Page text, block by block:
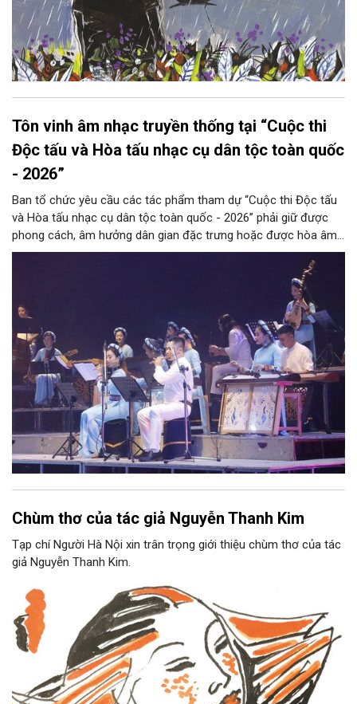
Tôn vinh âm nhạc truyền thống tại “Cuộc thi
Độc tấu và Hòa tấu nhạc cụ dân tộc toàn quốc
- 2026”
Ban tổ chức yêu cầu các tác phẩm tham dự “Cuộc thi Độc tấu
và Hòa tấu nhạc cụ dân tộc toàn quốc - 2026” phải giữ được
phong cách, âm hưởng dân gian đặc trưng hoặc được hòa âm,
phối khí mới trên nền tảng làn điệu âm nhạc truyền thống Việt
Nam, đồng thời phải được trình diễn trực tiếp bằng nhạc cụ dân
Chùm thơ của tác giả Nguyễn Thanh Kim
Tạp chí Người Hà Nội xin trân trọng giới thiệu chùm thơ của tác
giả Nguyễn Thanh Kim.